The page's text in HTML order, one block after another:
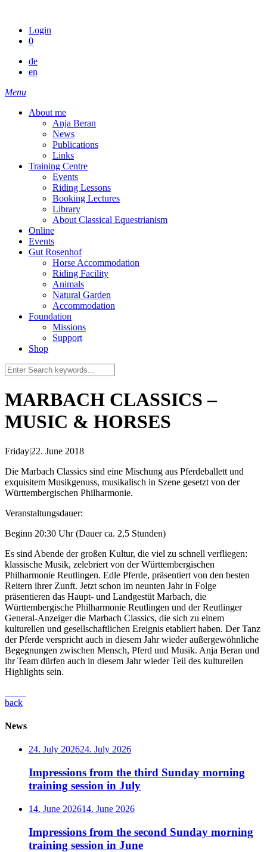
contentLogin
0
de
en
Menu
About me
Anja Beran
News
Publications
Links
Training Centre
Events
Riding Lessons
Booking Lectures
Library
About Classical Equestrianism
Online
Events
Gut Rosenhof
Horse Accommodation
Riding Facility
Animals
Natural Garden
Accommodation
Foundation
Missions
Support
Shop
MARBACH CLASSICS –
MUSIC & HORSES
Friday|22. June 2018
Die Marbach Classics sind eine Mischung aus Pferdeballett und
exquisitem Musikgenuss, musikalisch in Szene gesetzt von der
Württembergischen Philharmonie.
Veranstaltungsdauer:
Beginn 20:30 Uhr (Dauer ca. 2,5 Stunden)
Es sind Abende der großen Kultur, die viel zu schnell verfliegen:
klassische Musik, zelebriert von der Württembergischen
Philharmonie Reutlingen. Edle Pferde, präsentiert von den besten
Reitern ihrer Zunft. Jetzt schon im neunten Jahr in Folge
präsentieren das Haupt- und Landgestüt Marbach, die
Württembergische Philharmonie Reutlingen und der Reutlinger
General-Anzeiger die Marbach Classics, die sich zu einem
kulturellen und gesellschaftlichen Ereignis etabliert haben. Der Tanz
der Pferde verspricht auch in diesem Jahr wieder außergewöhnliche
Begegnungen zwischen Mensch, Pferd und Musik. Anja Beran und
ihr Team dürfen auch in diesem Jahr wieder Teil des kulturellen
Highlights sein.
back
News
24. July 202624. July 2026
Impressions from the third Sunday morning
training session in July
14. June 202614. June 2026
Impressions from the second Sunday morning
training session in June